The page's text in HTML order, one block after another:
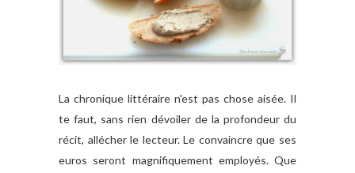
La chronique littéraire n'est pas chose aisée. Il
te faut, sans rien dévoiler de la profondeur du
récit, allécher le lecteur. Le convaincre que ses
euros seront magnifiquement employés. Que